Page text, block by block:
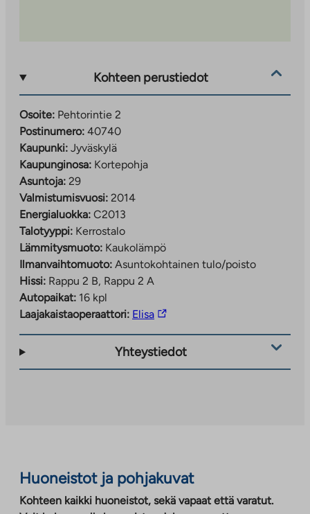
Kohteen perustiedot
Osoite: Pehtorintie 2
Postinumero: 40740
Kaupunki: Jyväskylä
Kaupunginosa: Kortepohja
Asuntoja: 29
Valmistumisvuosi: 2014
Energialuokka: C2013
Talotyyppi: Kerrostalo
Lämmitysmuoto: Kaukolämpö
Ilmanvaihtomuoto: Asuntokohtainen tulo/poisto
Hissi: Rappu 2 B, Rappu 2 A
Autopaikat: 16 kpl
Laajakaistaoperaattori: ElisaLinkki
ulkopuoliseen
Yhteystiedot
Huoneistot ja pohjakuvat
Kohteen kaikki huoneistot, sekä vapaat että varatut.